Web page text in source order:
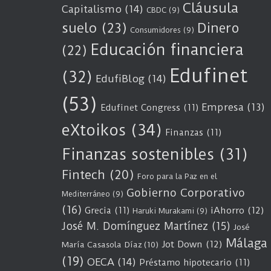
Capitalismo (14) CBDC (9) Cláusula
suelo (23) Consumidores (9) Dinero
(22) Educación financiera
(32) EdufiBlog (14) Edufinet
(53) Edufinet Congress (11) Empresa (13)
eXtoikos (34) Finanzas (11)
Finanzas sostenibles (31)
Fintech (20) Foro para la Paz en el
Mediterráneo (9) Gobierno Corporativo
(16) Grecia (11) Haruki Murakami (9) iAhorro (12)
José M. Domínguez Martínez (15) José
María Casasola Díaz (10) Jot Down (12) Málaga
(19) OECA (14) Préstamo hipotecario (11)